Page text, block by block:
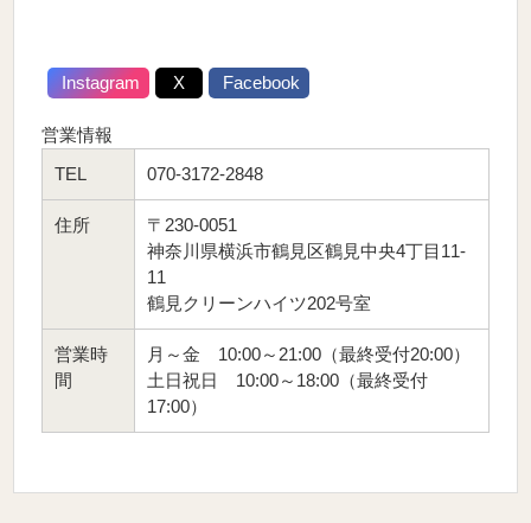
Instagram X Facebook
営業情報
TEL
070-3172-2848
住所
〒230-0051
神奈川県横浜市鶴見区鶴見中央4丁目11-
11
鶴見クリーンハイツ202号室
営業時
間
月～金 10:00～21:00（最終受付20:00）
土日祝日 10:00～18:00（最終受付
17:00）